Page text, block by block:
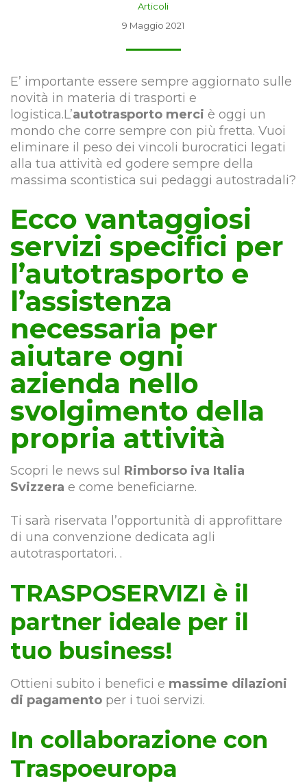
Articoli
9 Maggio 2021
E’ importante essere sempre aggiornato sulle
novità in materia di trasporti e
logistica.L’autotrasporto merci è oggi un
mondo che corre sempre con più fretta. Vuoi
eliminare il peso dei vincoli burocratici legati
alla tua attività ed godere sempre della
massima scontistica sui pedaggi autostradali?
Ecco vantaggiosi
servizi specifici per
l’autotrasporto e
l’assistenza
necessaria per
aiutare ogni
azienda nello
svolgimento della
propria attività
Scopri le news sul Rimborso iva Italia
Svizzera e come beneficiarne.
Ti sarà riservata l’opportunità di approfittare
di una convenzione dedicata agli
autotrasportatori. .
TRASPOSERVIZI è il
partner ideale per il
tuo business!
Ottieni subito i benefici e massime dilazioni
di pagamento per i tuoi servizi.
In collaborazione con
Traspoeuropa